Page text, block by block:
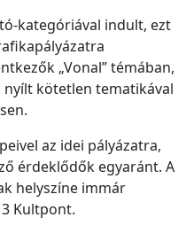
kategóriával indult, ezt
„Vonal” témában,
kötetlen tematikával
az idei pályázatra,
érdeklődők egyaránt. A
helyszíne immár
Kultpont.